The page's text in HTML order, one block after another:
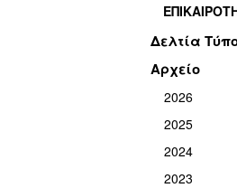
Δελτία
Αρχείο
2026
2025
2024
2023